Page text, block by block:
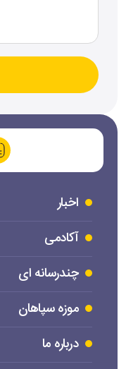
اخبار
آکادمی
چندرسانه ای
موزه سپاهان
درباره ما